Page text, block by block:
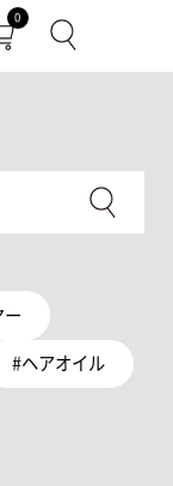
0
ー
#ヘアオイル